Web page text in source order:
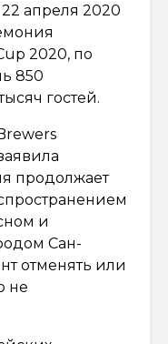
апреля 2020
2020, по
850
гостей.
продолжает
и
Сан-
отменять или
не